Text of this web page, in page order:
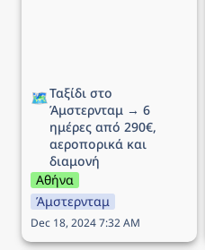
🗺️Ταξίδι στο
Άμστερνταμ → 6
ημέρες από 290€,
αεροπορικά και
διαμονή
Αθήνα
Άμστερνταμ
Dec 18, 2024 7:32 AM